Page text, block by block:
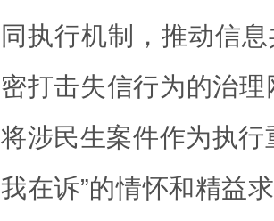
同执行机制，推动信
密打击失信行为的治
将涉民生案件作为执行
我在诉”的情怀和精益